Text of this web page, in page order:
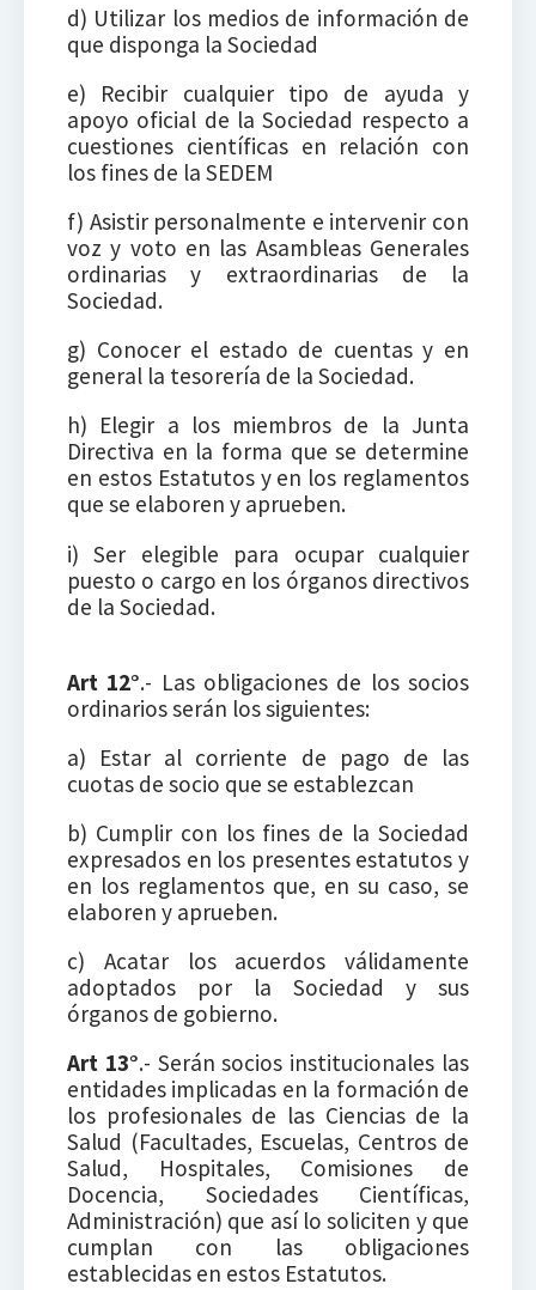
d) Utilizar los medios de información de
que disponga la Sociedad
e) Recibir cualquier tipo de ayuda y
apoyo oficial de la Sociedad respecto a
cuestiones científicas en relación con
los fines de la SEDEM
f) Asistir personalmente e intervenir con
voz y voto en las Asambleas Generales
ordinarias y extraordinarias de la
Sociedad.
g) Conocer el estado de cuentas y en
general la tesorería de la Sociedad.
h) Elegir a los miembros de la Junta
Directiva en la forma que se determine
en estos Estatutos y en los reglamentos
que se elaboren y aprueben.
i) Ser elegible para ocupar cualquier
puesto o cargo en los órganos directivos
de la Sociedad.
Art 12°.- Las obligaciones de los socios
ordinarios serán los siguientes:
a) Estar al corriente de pago de las
cuotas de socio que se establezcan
b) Cumplir con los fines de la Sociedad
expresados en los presentes estatutos y
en los reglamentos que, en su caso, se
elaboren y aprueben.
c) Acatar los acuerdos válidamente
adoptados por la Sociedad y sus
órganos de gobierno.
Art 13°.- Serán socios institucionales las
entidades implicadas en la formación de
los profesionales de las Ciencias de la
Salud (Facultades, Escuelas, Centros de
Salud, Hospitales, Comisiones de
Docencia, Sociedades Científicas,
Administración) que así lo soliciten y que
cumplan con las obligaciones
establecidas en estos Estatutos.